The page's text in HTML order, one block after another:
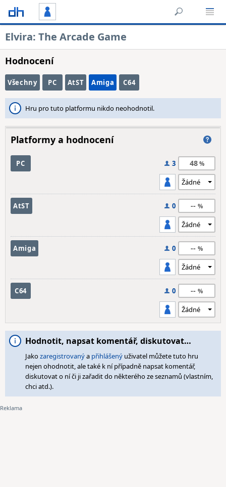
Elvira: The Arcade Game
Hodnocení
Všechny PC AtST Amiga C64
Hru pro tuto platformu nikdo neohodnotil.
Platformy a hodnocení
PC 3 48
AtST 0 --
Amiga 0 --
C64 0 --
Hodnotit, napsat komentář, diskutovat…
Jakozaregistrovanýa přihlášený uživatel můžete tuto hru
nejen ohodnotit, ale také k ní případně napsat komentář,
diskutovat o ní či ji zařadit do některého ze seznamů (vlastním,
chci atd.).